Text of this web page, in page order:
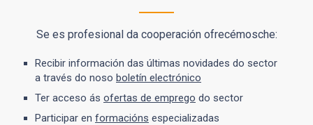
Se es profesional da cooperación ofrecémosche:
Recibir información das últimas novidades do sector
a través do noso boletín electrónico
Ter acceso ás ofertas de emprego do sector
Participar en formacións especializadas